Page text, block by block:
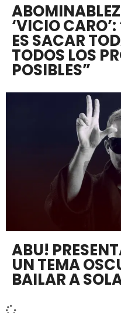
‘VICIO
ES SACAR
TODOS LOS
POSIBLES”
ABU!
UN TEMA
BAILAR A